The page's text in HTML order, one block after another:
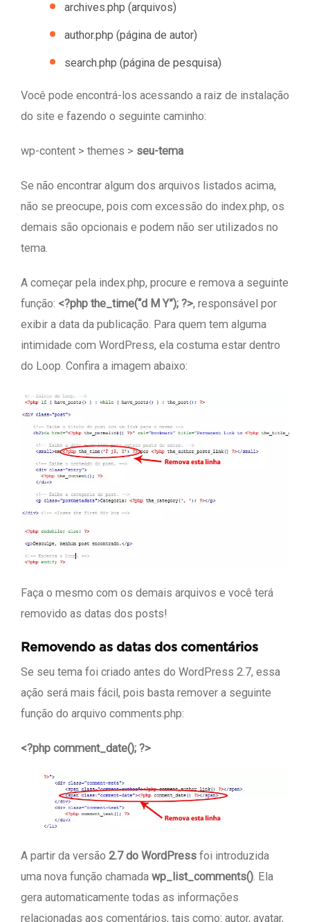
archives.php (arquivos)
author.php (página de autor)
search.php (página de pesquisa)
Você pode encontrá-los acessando a raiz de instalação
do site e fazendo o seguinte caminho:
wp-content > themes > seu-tema
Se não encontrar algum dos arquivos listados acima,
não se preocupe, pois com excessão do index.php, os
demais são opcionais e podem não ser utilizados no
tema.
A começar pela index.php, procure e remova a seguinte
função: <?php the_time(“d M Y”); ?>, responsável por
exibir a data da publicação. Para quem tem alguma
intimidade com WordPress, ela costuma estar dentro
do Loop. Confira a imagem abaixo:
Faça o mesmo com os demais arquivos e você terá
removido as datas dos posts!
Removendo as datas dos comentários
Se seu tema foi criado antes do WordPress 2.7, essa
ação será mais fácil, pois basta remover a seguinte
função do arquivo comments.php:
<?php comment_date(); ?>
A partir da versão 2.7 do WordPress foi introduzida
uma nova função chamada wp_list_comments(). Ela
gera automaticamente todas as informações
relacionadas aos comentários, tais como: autor, avatar,